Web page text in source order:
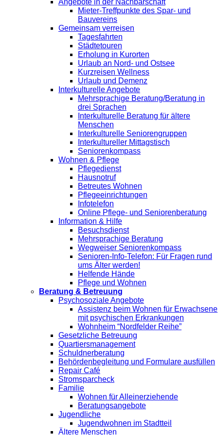
Mieter-Treffpunkte des Spar- und
Bauvereins
Gemeinsam verreisen
Tagesfahrten
Städtetouren
Erholung in Kurorten
Urlaub an Nord- und Ostsee
Kurzreisen Wellness
Urlaub und Demenz
Interkulturelle Angebote
Mehrsprachige Beratung/Beratung in
drei Sprachen
Interkulturelle Beratung für ältere
Menschen
Interkulturelle Seniorengruppen
Interkultureller Mittagstisch
Seniorenkompass
Wohnen & Pflege
Pflegedienst
Hausnotruf
Betreutes Wohnen
Pflegeeinrichtungen
Infotelefon
Online Pflege- und Seniorenberatung
Information & Hilfe
Besuchsdienst
Mehrsprachige Beratung
Wegweiser Seniorenkompass
Senioren-Info-Telefon: Für Fragen rund
ums Älter werden!
Helfende Hände
Pflege und Wohnen
Beratung & Betreuung
Psychosoziale Angebote
Assistenz beim Wohnen für Erwachsene
mit psychischen Erkrankungen
Wohnheim “Nordfelder Reihe”
Gesetzliche Betreuung
Quartiersmanagement
Schuldnerberatung
Behördenbegleitung und Formulare ausfüllen
Repair Café
Stromsparcheck
Familie
Wohnen für Alleinerziehende
Beratungsangebote
Jugendliche
Jugendwohnen im Stadtteil
Ältere Menschen